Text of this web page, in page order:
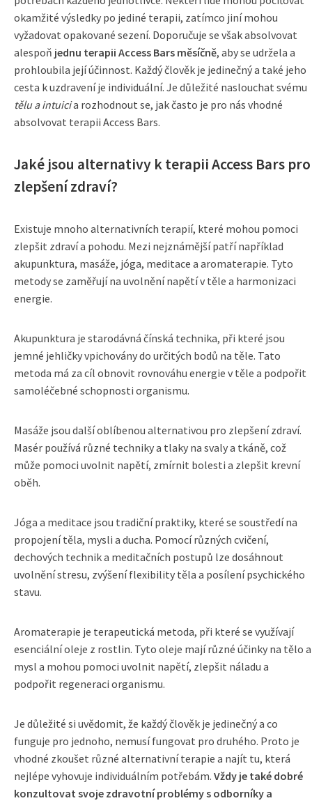
okamžité výsledky po jediné terapii, zatímco jiní mohou
vyžadovat opakované sezení. Doporučuje se však absolvovat
alespoň jednu terapii Access Bars měsíčně, aby se udržela a
prohloubila její účinnost. Každý člověk je jedinečný a také jeho
cesta k uzdravení je individuální. Je důležité naslouchat svému
tělu a intuicia rozhodnout se, jak často je pro nás vhodné
absolvovat terapii Access Bars.
Jaké jsou alternativy k terapii Access Bars pro
zlepšení zdraví?
Existuje mnoho alternativních terapií, které mohou pomoci
zlepšit zdraví a pohodu. Mezi nejznámější patří například
akupunktura, masáže, jóga, meditace a aromaterapie. Tyto
metody se zaměřují na uvolnění napětí v těle a harmonizaci
energie.
Akupunktura je starodávná čínská technika, při které jsou
jemné jehličky vpichovány do určitých bodů na těle. Tato
metoda má za cíl obnovit rovnováhu energie v těle a podpořit
samoléčebné schopnosti organismu.
Masáže jsou další oblíbenou alternativou pro zlepšení zdraví.
Masér používá různé techniky a tlaky na svaly a tkáně, což
může pomoci uvolnit napětí, zmírnit bolesti a zlepšit krevní
oběh.
Jóga a meditace jsou tradiční praktiky, které se soustředí na
propojení těla, mysli a ducha. Pomocí různých cvičení,
dechových technik a meditačních postupů lze dosáhnout
uvolnění stresu, zvýšení flexibility těla a posílení psychického
stavu.
Aromaterapie je terapeutická metoda, při které se využívají
esenciální oleje z rostlin. Tyto oleje mají různé účinky na tělo a
mysl a mohou pomoci uvolnit napětí, zlepšit náladu a
podpořit regeneraci organismu.
Je důležité si uvědomit, že každý člověk je jedinečný a co
funguje pro jednoho, nemusí fungovat pro druhého. Proto je
vhodné zkoušet různé alternativní terapie a najít tu, která
nejlépe vyhovuje individuálním potřebám. Vždy je také dobré
konzultovat svoje zdravotní problémy s odborníky a